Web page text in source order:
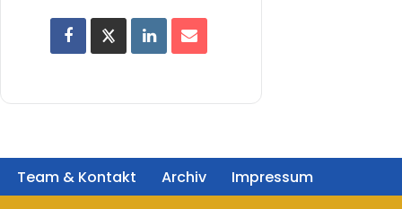
Team & Kontakt Archiv
Impressum